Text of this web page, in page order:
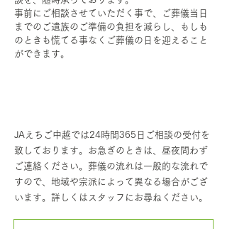
事前にご相談させていただく事で、ご葬儀当日
までのご遺族のご準備の負担を減らし、もしも
のときも慌てる事なくご葬儀の日を迎えること
ができます。
JAえちご中越では24時間365日ご相談の受付を
致しております。お急ぎのときは、昼夜問わず
ご連絡ください。葬儀の流れは一般的な流れで
すので、地域や宗派によって異なる場合がござ
います。詳しくはスタッフにお尋ねください。